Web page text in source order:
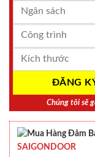
Chúng tôi sẽ
SAIGONDOOR